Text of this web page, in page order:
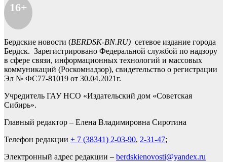
16+
Бердские новости (BERDSK-BN.RU) сетевое издание города
Бердск. Зарегистрировано Федеральной службой по надзору
в сфере связи, информационных технологий и массовых
коммуникаций (Роскомнадзор), свидетельство о регистрации
Эл № ФС77-81019 от 30.04.2021г.
Учредитель ГАУ НСО «Издательский дом «Советская
Сибирь».
Главный редактор – Елена Владимировна Сиротина
Телефон редакции + 7 (38341) 2-03-90, 2-31-47;
Электронный адрес редакции – berdskienovosti@yandex.ru